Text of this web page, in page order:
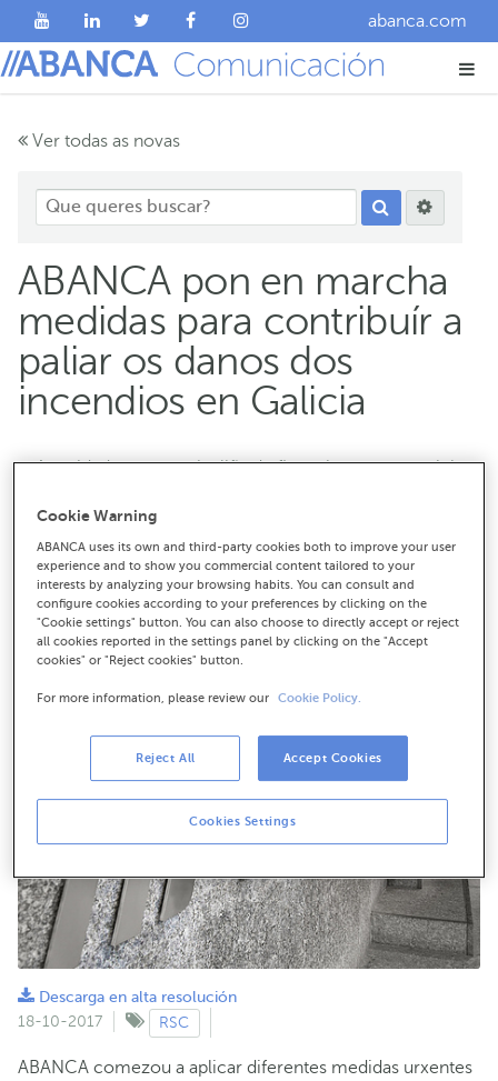
abanca.com
Ver todas as novas
ABANCA pon en marcha
medidas para contribuír a
paliar os danos dos
incendios en Galicia
A entidade creou unha liña de financiamento e anticipo
dos sinistros
Un equipo de traballo avalía de maneira continua a
situación para executar posibles accións adicionais
Descarga en alta resolución
18-10-2017
RSC
ABANCA comezou a aplicar diferentes medidas urxentes
Cookie Warning
ABANCA uses its own and third-party cookies both to improve your user
experience and to show you commercial content tailored to your
interests by analyzing your browsing habits. You can consult and
configure cookies according to your preferences by clicking on the
"Cookie settings" button. You can also choose to directly accept or reject
all cookies reported in the settings panel by clicking on the "Accept
cookies" or "Reject cookies" button.
For more information, please review our Cookie Policy.
Cookies Settings
Reject All Accept Cookies